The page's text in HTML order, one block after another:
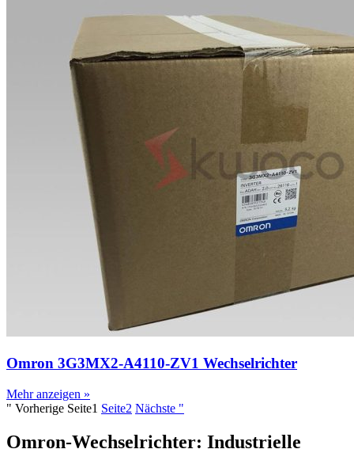
Omron 3G3MX2-A4110-ZV1 Wechselrichter
Mehr anzeigen »
" Vorherige Seite1 Seite2 Nächste "
Omron-Wechselrichter: Industrielle